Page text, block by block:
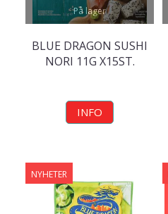
På lager
BLUE DRAGON SUSHI
NORI 11G X15ST.
INFO
NYHETER